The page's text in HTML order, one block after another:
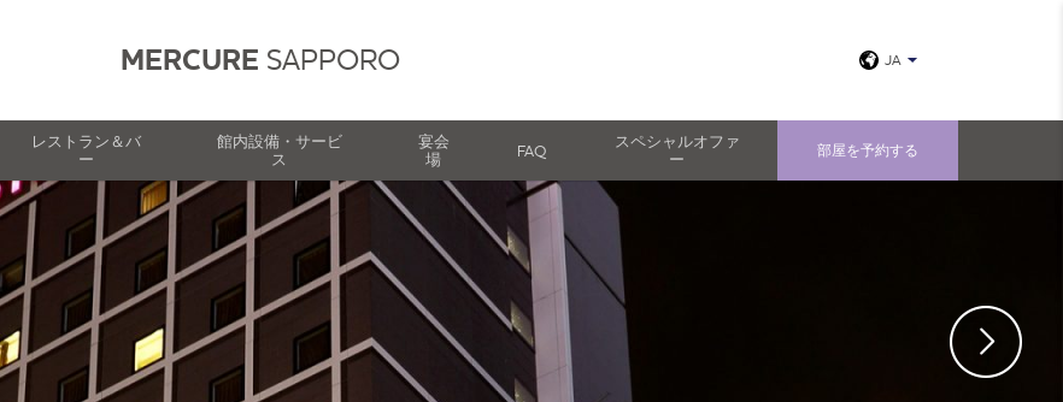
MERCURE SAPPORO JA
レストラン＆バ
ー
館内設備・サービ
ス
宴会
場
FAQ
スペシャルオファ
ー
部屋を予約する